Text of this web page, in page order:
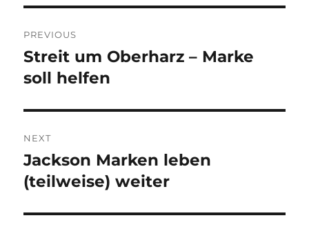
navigation
PREVIOUS
Previous
post:
Streit um Oberharz – Marke
soll helfen
NEXT
Next
post:
Jackson Marken leben
(teilweise) weiter